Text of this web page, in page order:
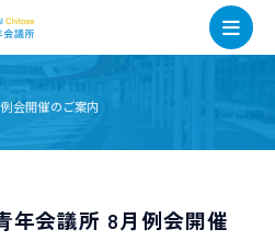
会開催のご案内
年会議所 8月例会開催